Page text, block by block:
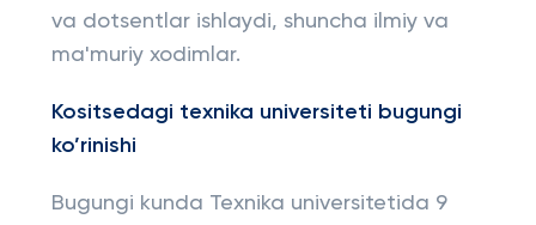
va dotsentlar ishlaydi, shuncha ilmiy va
ma'muriy xodimlar.
Kositsedagi texnika universiteti bugungi
ko’rinishi
Bugungi kunda Texnika universitetida 9